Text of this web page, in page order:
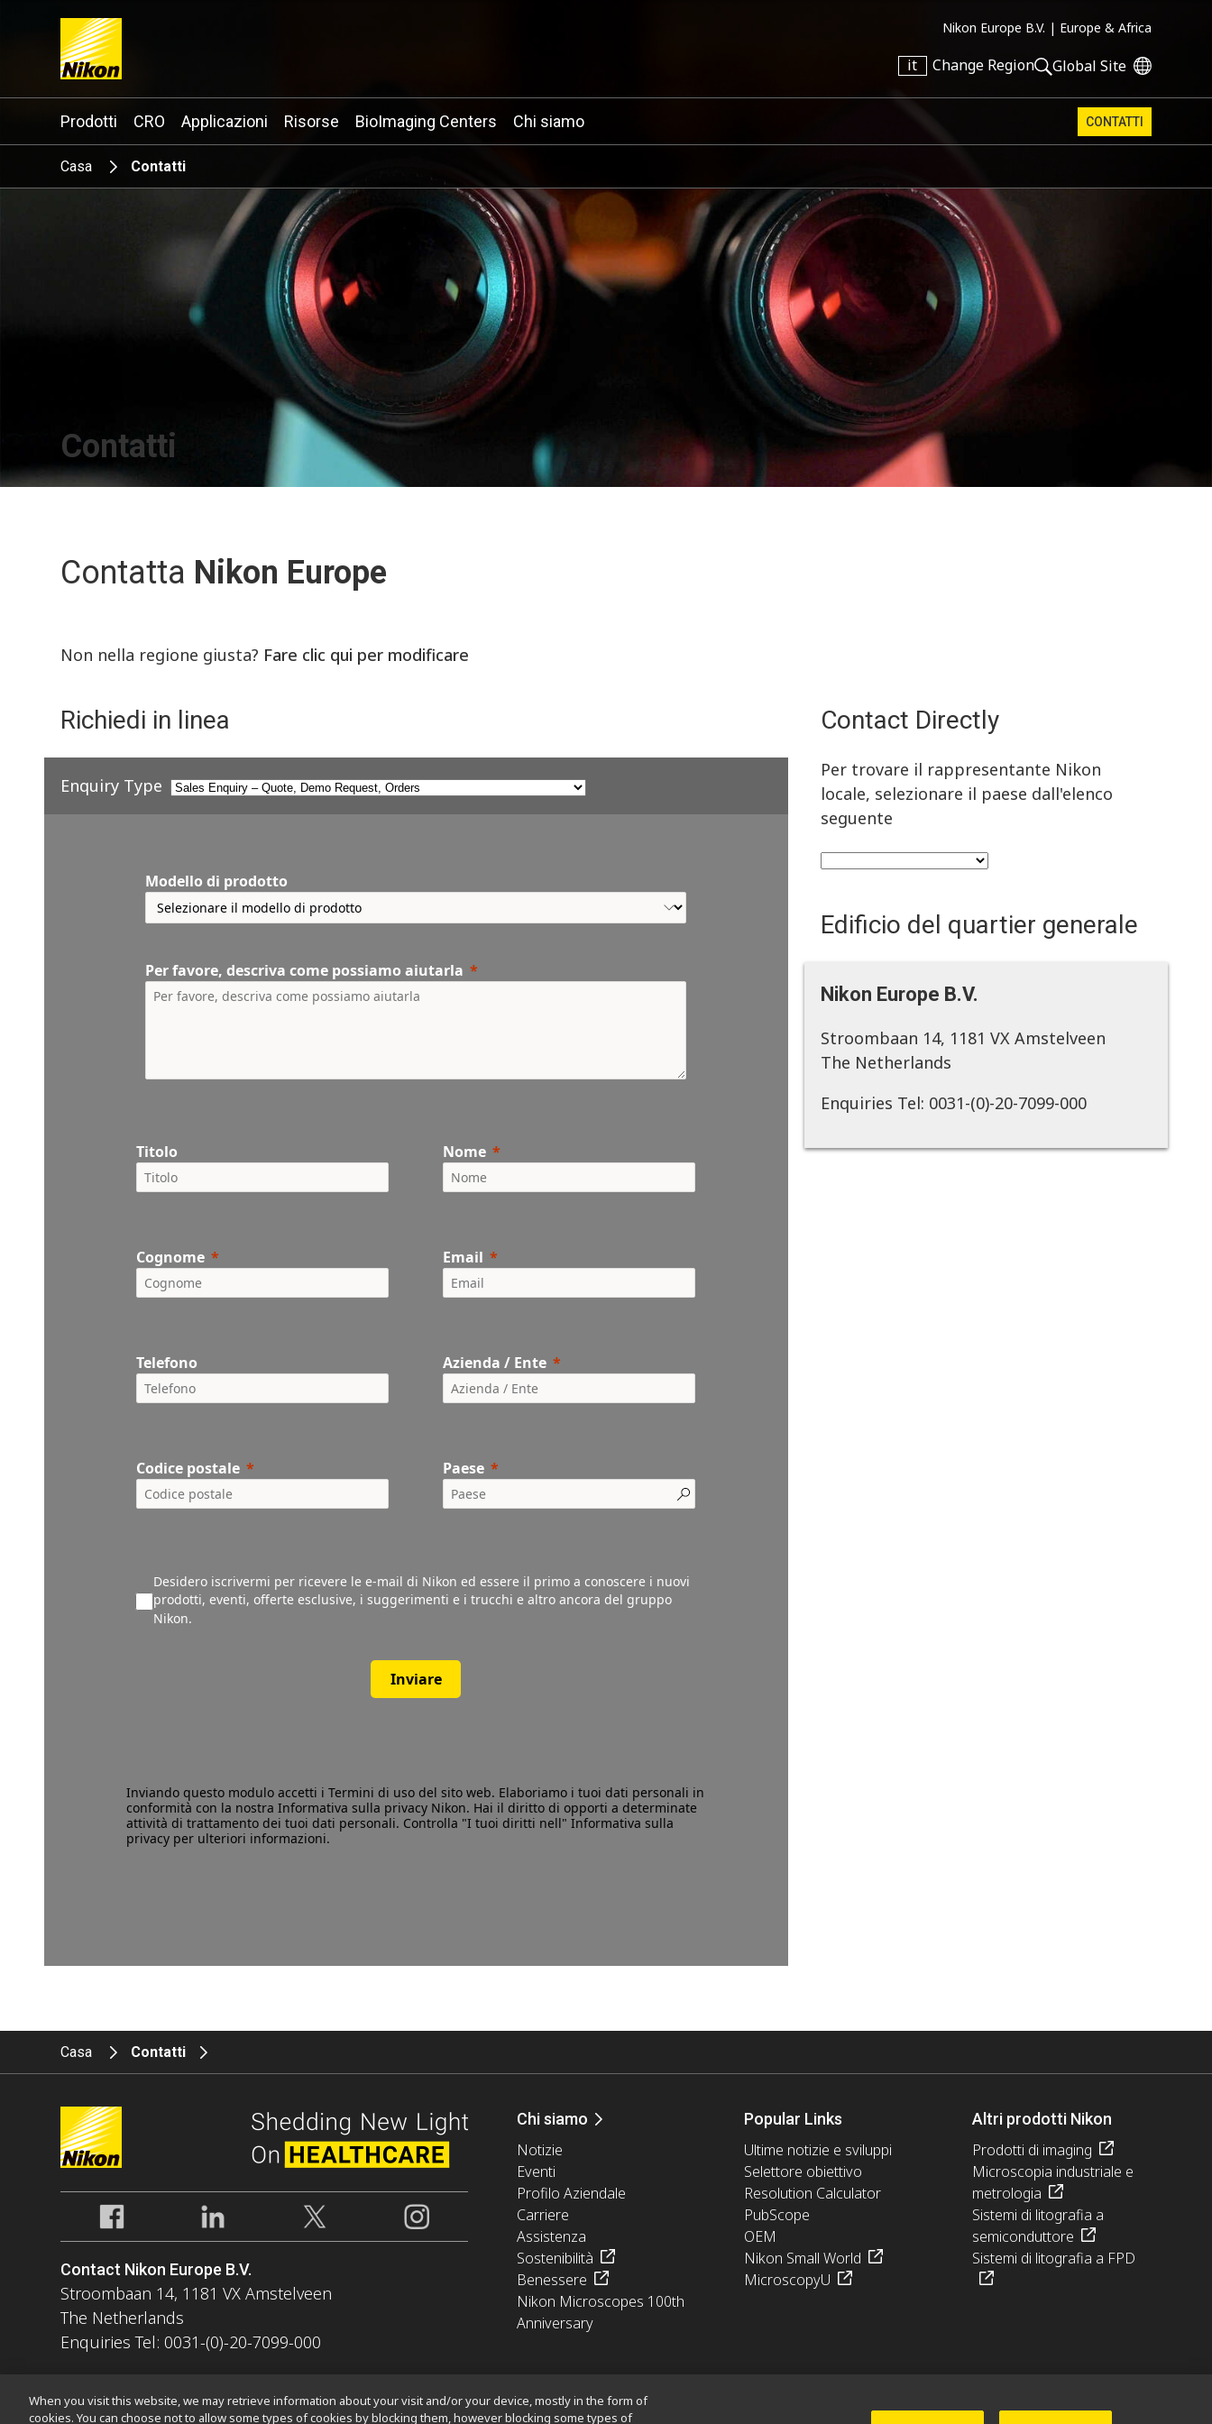
Nikon Europe B.V. | Europe & Africa
it Change Region Global Site
Search keyword(s)
Prodotti CRO Applicazioni Risorse BioImaging Centers Chi siamo CONTATTI
Casa Contatti
Contatti
Contatta Nikon Europe
Non nella regione giusta? Fare clic qui per modificare
Richiedi in linea
Enquiry Type
Modello di prodotto
Per favore, descriva come possiamo aiutarla
Titolo Nome
Cognome Email
Telefono Azienda / Ente
Codice postale Paese
Desidero iscrivermi per ricevere le e-mail di Nikon ed essere il primo a conoscere i nuovi
prodotti, eventi, offerte esclusive, i suggerimenti e i trucchi e altro ancora del gruppo
Nikon.
Inviare
Inviando questo modulo accetti iTermini di uso del sito web. Elaboriamo i tuoi dati personali in
conformità con la nostraInformativa sulla privacy Nikon. Hai il diritto di opporti a determinate
attività di trattamento dei tuoi dati personali. Controlla "I tuoi diritti nell" Informativa sulla
privacy per ulteriori informazioni.
Contact Directly
Per trovare il rappresentante Nikon
locale, selezionare il paese dall'elenco
seguente
Edificio del quartier generale
Nikon Europe B.V.
Stroombaan 14, 1181 VX Amstelveen
The Netherlands
Enquiries Tel: 0031-(0)-20-7099-000
Casa Contatti
Contact Nikon Europe B.V.
Stroombaan 14, 1181 VX Amstelveen
The Netherlands
Enquiries Tel: 0031-(0)-20-7099-000
Chi siamo
Notizie
Eventi
Profilo Aziendale
Carriere
Assistenza
Sostenibilità
Benessere
Nikon Microscopes 100th
Anniversary
Popular Links
Ultime notizie e sviluppi
Selettore obiettivo
Resolution Calculator
PubScope
OEM
Nikon Small World
MicroscopyU
Altri prodotti Nikon
Prodotti di imaging
Microscopia industriale e
metrologia
Sistemi di litografia a
semiconduttore
Sistemi di litografia a FPD
When you visit this website, we may retrieve information about your visit and/or your device, mostly in the form of
cookies. You can choose not to allow some types of cookies by blocking them, however blocking some types of